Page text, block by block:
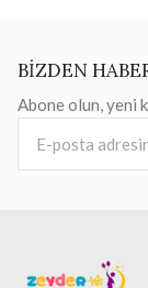
BİZDEN
Abone olun, yeni